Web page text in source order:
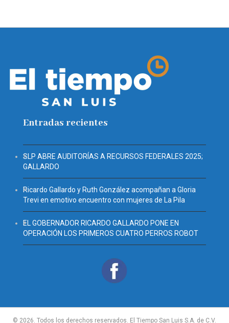
Entradas recientes
SLP ABRE AUDITORÍAS A RECURSOS FEDERALES 2025;
GALLARDO
Ricardo Gallardo y Ruth González acompañan a Gloria
Trevi en emotivo encuentro con mujeres de La Pila
EL GOBERNADOR RICARDO GALLARDO PONE EN
OPERACIÓN LOS PRIMEROS CUATRO PERROS ROBOT
© 2026. Todos los derechos reservados. El Tiempo San Luis S.A. de C.V.